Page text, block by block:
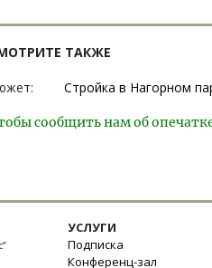
ТАКЖЕ
Стройка в Нагорном
сообщить нам об
УСЛУГИ
Подписка
Конференц-зал